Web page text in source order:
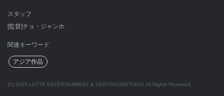
スタッフ
[監督]チョ・ジャンホ
関連キーワード
アジア作品
(C) 2025 LOTTE ENTERTAINMENT & VERYGOODSTUDIO All Rights Reserved.